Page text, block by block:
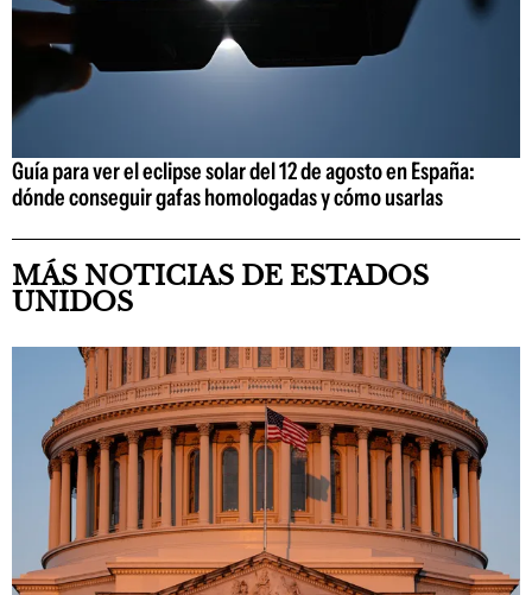
Guía para ver el eclipse solar del 12 de agosto en España:
dónde conseguir gafas homologadas y cómo usarlas
MÁS NOTICIAS DE ESTADOS
UNIDOS